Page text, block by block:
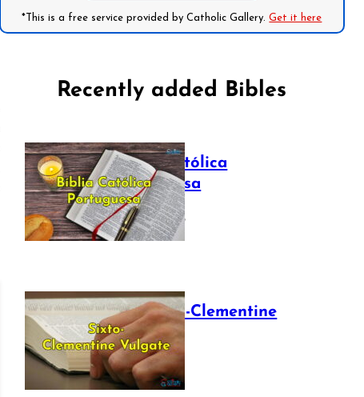
*This is a free service provided by Catholic Gallery.Get it here
Recently added Bibles
Bíblia Católica
Portuguesa
July 16, 2025
The Sixto-Clementine
Vulgate
July 12, 2025